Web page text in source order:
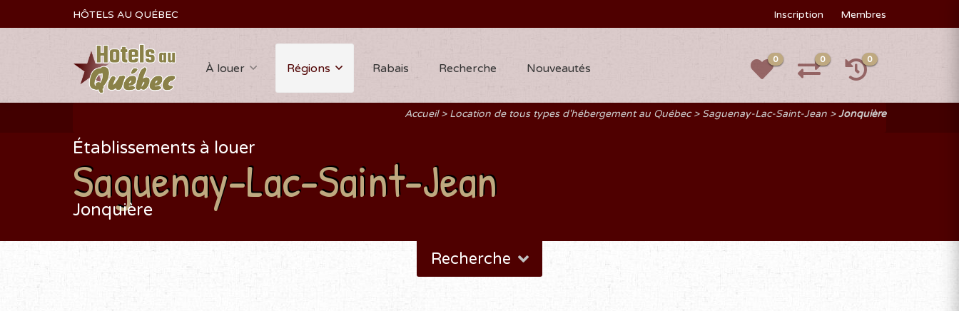
HÔTELS AU QUÉBEC Inscription Membres
À louer Régions Rabais Recherche Nouveautés
0 0 0
Accueil Location de tous types d'hébergement au Québec Saguenay-Lac-Saint-Jean Jonquière
Établissements à louer
Saguenay-Lac-Saint-Jean
Jonquière
Recherche